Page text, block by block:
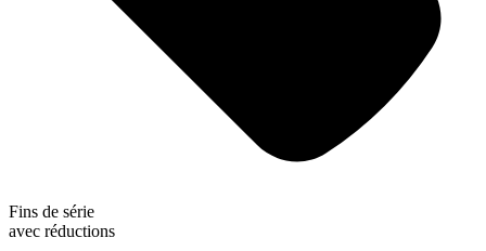
Fins de série
avec réductions